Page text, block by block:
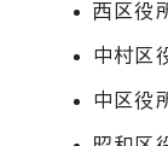
西区
中村
中区